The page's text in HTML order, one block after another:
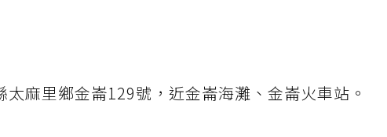
太麻里鄉金崙129號，近金崙海灘、金崙火車站。